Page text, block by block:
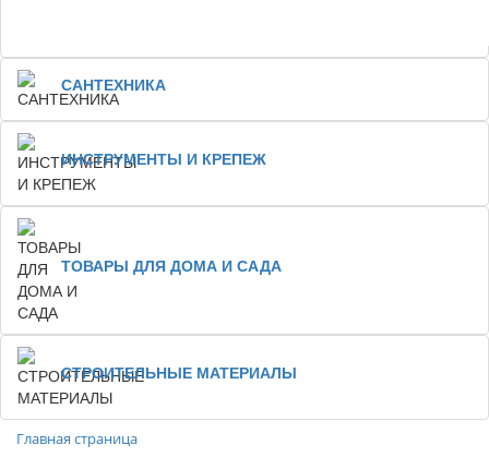
САНТЕХНИКА
ИНСТРУМЕНТЫ И КРЕПЕЖ
ТОВАРЫ ДЛЯ ДОМА И САДА
СТРОИТЕЛЬНЫЕ МАТЕРИАЛЫ
Главная страница